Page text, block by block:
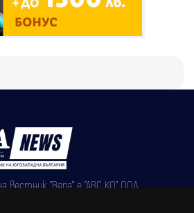
вестник "Вяра" е "АВС КО" ООД,
година.